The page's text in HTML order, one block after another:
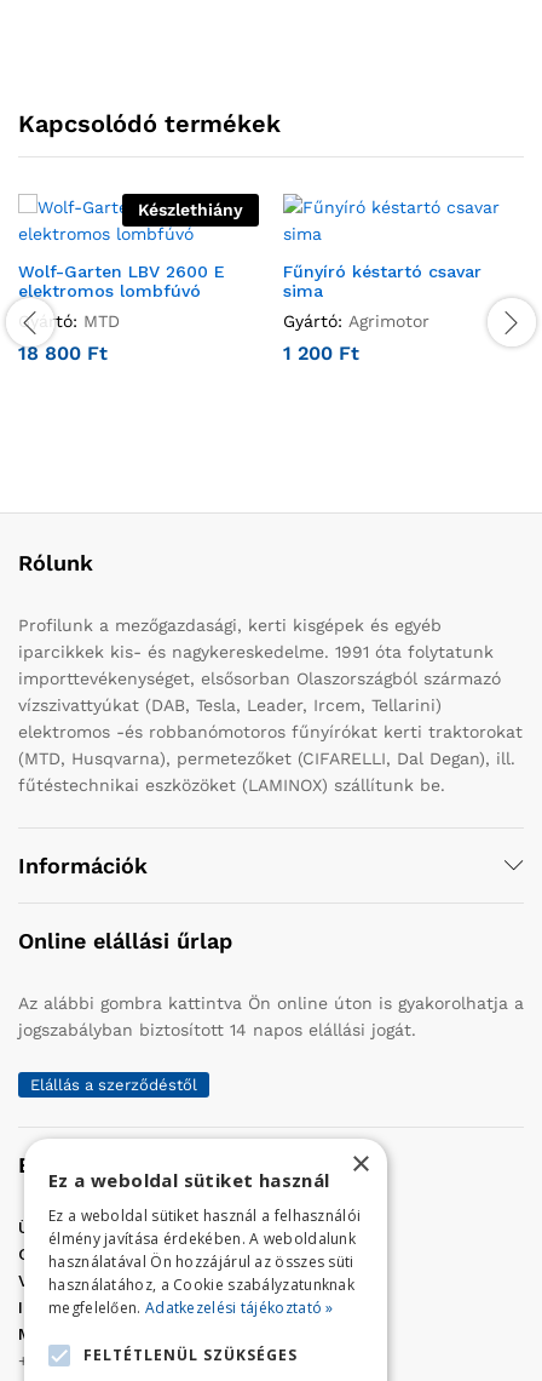
Kapcsolódó termékek
Készlethiány
Wolf-Garten LBV 2600 E
elektromos lombfúvó
Gyártó: MTD
18 800 Ft
Fűnyíró késtartó csavar
sima
Gyártó: Agrimotor
1 200 Ft
Rólunk
Profilunk a mezőgazdasági, kerti kisgépek és egyéb
iparcikkek kis- és nagykereskedelme. 1991 óta folytatunk
importtevékenységet, elsősorban Olaszországból származó
vízszivattyúkat (DAB, Tesla, Leader, Ircem, Tellarini)
elektromos -és robbanómotoros fűnyírókat kerti traktorokat
(MTD, Husqvarna), permetezőket (CIFARELLI, Dal Degan), ill.
fűtéstechnikai eszközöket (LAMINOX) szállítunk be.
Információk
Online elállási űrlap
Az alábbi gombra kattintva Ön online úton is gyakorolhatja a
jogszabályban biztosított 14 napos elállási jogát.
Elállás a szerződéstől
Elérhetőség
Üzletünk címe:Szolnok, Vércse út 17.
Golf Center Áruház:06 (56) 423-324
VÁR-Kert Áruház: 06 (56) 429-771
Iroda:06 (56) 421-857
Megrendelés, termék információ:
+36 (70) 938-3356
×
Ez a weboldal sütiket használ
Ez a weboldal sütiket használ a felhasználói
élmény javítása érdekében. A weboldalunk
használatával Ön hozzájárul az összes süti
használatához, a Cookie szabályzatunknak
megfelelően. Adatkezelési tájékoztató »
FELTÉTLENÜL SZÜKSÉGES